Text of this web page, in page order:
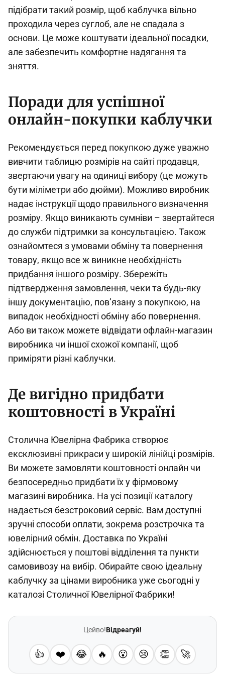
підібрати такий розмір, щоб каблучка вільно
проходила через суглоб, але не спадала з
основи. Це може коштувати ідеальної посадки,
але забезпечить комфортне надягання та
зняття.
Поради для успішної
онлайн-покупки каблучки
Рекомендується перед покупкою дуже уважно
вивчити таблицю розмірів на сайті продавця,
звертаючи увагу на одиниці вибору (це можуть
бути міліметри або дюйми). Можливо виробник
надає інструкції щодо правильного визначення
розміру. Якщо виникають сумніви – звертайтеся
до служби підтримки за консультацією. Також
ознайомтеся з умовами обміну та повернення
товару, якщо все ж виникне необхідність
придбання іншого розміру. Збережіть
підтвердження замовлення, чеки та будь-яку
іншу документацію, пов’язану з покупкою, на
випадок необхідності обміну або повернення.
Або ви також можете відвідати офлайн-магазин
виробника чи іншої схожої компанії, щоб
приміряти різні каблучки.
Де вигідно придбати
коштовності в Україні
Столична Ювелірна Фабрика створює
ексклюзивні прикраси у широкій лінійці розмірів.
Ви можете замовляти коштовності онлайн чи
безпосередньо придбати їх у фірмовому
магазині виробника. На усі позиції каталогу
надається безстроковий сервіс. Вам доступні
зручні способи оплати, зокрема розстрочка та
ювелірний обмін. Доставка по Україні
здійснюється у поштові відділення та пункти
самовивозу на вибір. Обирайте свою ідеальну
каблучку за цінами виробника уже сьогодні у
каталозі Столичної Ювелірної Фабрики!
Цейво!Відреагуй!
👍 ❤️ 😂 🔥 😮 😢 👏 🚀